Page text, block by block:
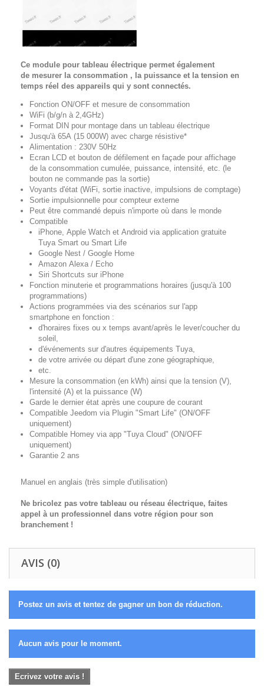
Ce module pour tableau électrique permet également
de mesurer la consommation , la puissance et la tension en
temps réel des appareils qui y sont connectés.
Fonction ON/OFF et mesure de consommation
WiFi (b/g/n à 2,4GHz)
Format DIN pour montage dans un tableau électrique
Jusqu'à 65A (15 000W) avec charge résistive*
Alimentation : 230V 50Hz
Ecran LCD et bouton de défilement en façade pour affichage
de la consommation cumulée, puissance, intensité, etc. (le
bouton ne commande pas la sortie)
Voyants d'état (WiFi, sortie inactive, impulsions de comptage)
Sortie impulsionnelle pour compteur externe
Peut être commandé depuis n'importe où dans le monde
Compatible
iPhone Apple Watch et Android via application gratuite
Tuya Smart ou Smart Life
Google Nest / Google Home
Amazon Alexa / Echo
Siri Shortcuts sur iPhone
Fonction minuterie et programmations horaires (jusqu'à 100
programmations)
Actions programmées via des scénarios sur l'app
smartphone en fonction :
d'horaires fixes ou x temps avant/après le lever/coucher du
soleil,
d'événements sur d'autres équipements Tuya,
de votre arrivée ou départ d'une zone géographique,
etc.
Mesure la consommation (en kWh) ainsi que la tension (V),
l'intensité (A) et la puissance (W)
Garde le dernier état après une coupure de courant
Compatible Jeedom via Plugin "Smart Life" (ON/OFF
uniquement)
Compatible Homey via app "Tuya Cloud" (ON/OFF
uniquement)
Garantie 2 ans
Manuel en anglais (très simple d'utilisation)
Ne bricolez pas votre tableau ou réseau électrique, faites
appel à un professionnel dans votre région pour son
branchement !
AVIS (0)
Postez un avis et tentez de gagner un bon de réduction.
Aucun avis pour le moment.
Ecrivez votre avis !